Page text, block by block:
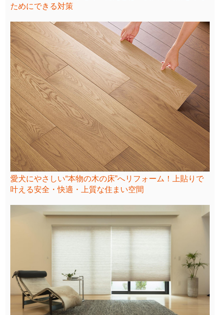
ためにできる対策
愛犬にやさしい“本物の木の床”へリフォーム！上貼りで
叶える安全・快適・上質な住まい空間